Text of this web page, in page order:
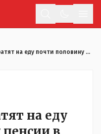
Пенсионеры тратят на еду почти половину пенсии в Казахстане - исследование
на еду